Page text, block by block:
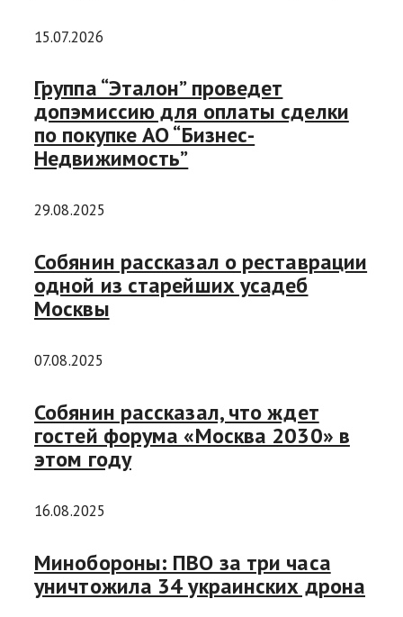
15.07.2026
Группа “Эталон” проведет
допэмиссию для оплаты сделки
по покупке АО “Бизнес-
Недвижимость”
29.08.2025
Собянин рассказал о реставрации
одной из старейших усадеб
Москвы
07.08.2025
Собянин рассказал, что ждет
гостей форума «Москва 2030» в
этом году
16.08.2025
Минобороны: ПВО за три часа
уничтожила 34 украинских дрона